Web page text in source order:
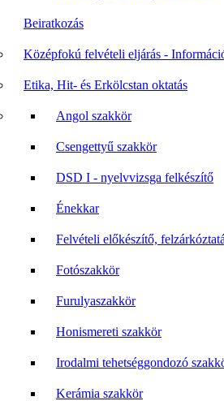
Beiratkozás
Középfokú felvételi eljárás -
Etika, Hit- és Erkölcstan oktatás
Angol szakkör
Csengettyű szakkör
DSD I - nyelvvizsga felkészítő
Énekkar
Felvételi előkészítő,
Fotószakkör
Furulyaszakkör
Honismereti szakkör
Irodalmi tehetséggondozó
Kerámia szakkör